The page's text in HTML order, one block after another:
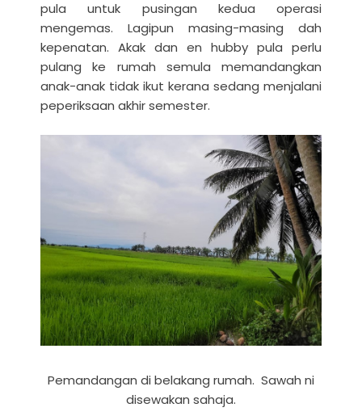
pula untuk pusingan kedua operasi
mengemas. Lagipun masing-masing dah
kepenatan. Akak dan en hubby pula perlu
pulang ke rumah semula memandangkan
anak-anak tidak ikut kerana sedang menjalani
peperiksaan akhir semester.
Pemandangan di belakang rumah. Sawah ni
disewakan sahaja.